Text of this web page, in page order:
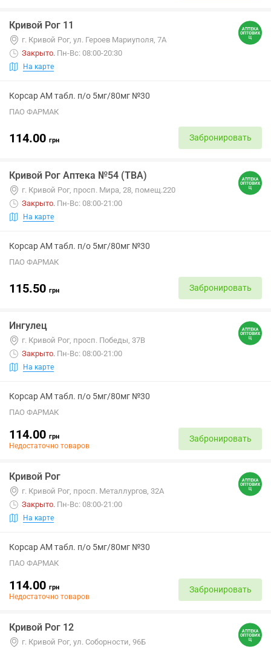
Кривой Рог 11
г. Кривой Рог, ул. Героев Мариуполя, 7А
Закрыто. Пн-Вс: 08:00-20:30
На карте
Корсар АМ табл. п/о 5мг/80мг №30
ПАО ФАРМАК
114.00 грн Забронировать
Кривой Рог Аптека №54 (ТВА)
г. Кривой Рог, просп. Мира, 28, помещ.220
Закрыто. Пн-Вс: 08:00-21:00
На карте
Корсар АМ табл. п/о 5мг/80мг №30
ПАО ФАРМАК
115.50 грн Забронировать
Ингулец
г. Кривой Рог, просп. Победы, 37В
Закрыто. Пн-Вс: 08:00-21:00
На карте
Корсар АМ табл. п/о 5мг/80мг №30
ПАО ФАРМАК
114.00 грн
Недостаточно товаров
Забронировать
Кривой Рог
г. Кривой Рог, просп. Металлургов, 32А
Закрыто. Пн-Вс: 08:00-21:00
На карте
Корсар АМ табл. п/о 5мг/80мг №30
ПАО ФАРМАК
114.00 грн
Недостаточно товаров
Забронировать
Кривой Рог 12
г. Кривой Рог, ул. Соборности, 96Б